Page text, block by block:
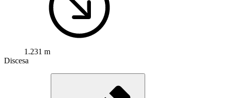
1.231 m
Discesa